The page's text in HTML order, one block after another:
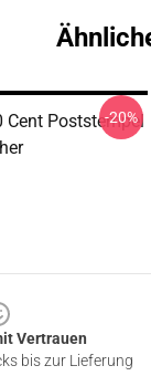
Poststempel
-20%
Vertrauen
bis zur Lieferung